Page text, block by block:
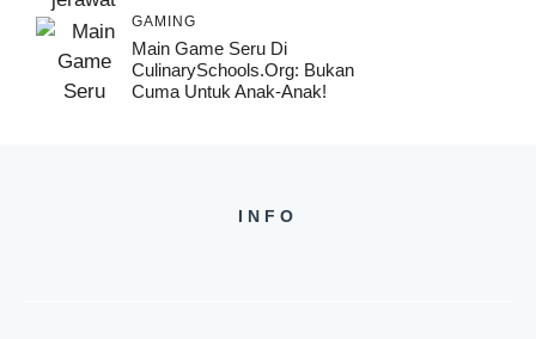
GAMING
Main Game Seru Di
CulinarySchools.org: Bukan
Cuma Untuk Anak-Anak!
INFO